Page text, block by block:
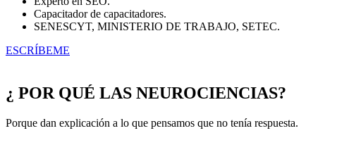
Capacitador de capacitadores.
SENESCYT, MINISTERIO DE TRABAJO, SETEC.
ESCRÍBEME
¿ POR QUÉ LAS NEUROCIENCIAS?
Porque dan explicación a lo que pensamos que no tenía respuesta.